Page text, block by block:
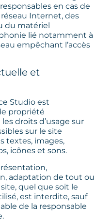
en cas de
Internet, des
du matériel
lié notamment à
empêchant l’accès
et
Studio est
propriété
droits d’usage sur
sur le site
textes, images,
icônes et sons.
adaptation de tout ou
quel que soit le
est interdite, sauf
de la responsable